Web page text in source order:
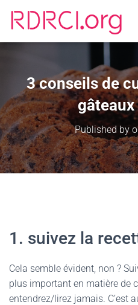
3 conseils de
Published by
1. suivez la
Cela semble évident, non ?
plus important en matière de
entendrez/lirez jamais. C’est